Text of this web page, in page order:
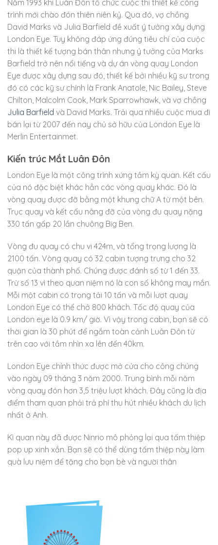
Năm 1993 khi Luân Đôn tổ chức cuộc thi thiết kế công
trình mới chào đón thiên niên kỷ. Qua đó, vợ chồng
David Marks và Julia Barfield đề xuất ý tưởng xây dựng
London Eye. Tuy không đáp ứng đúng tiêu chí của cuộc
thi là thiết kế tượng bán thân nhưng ý tưởng của Marks
Barfield trở nên nổi tiếng và dự án vòng quay London
Eye được xây dựng sau đó, thiết kế bởi nhiều kỹ sư trong
đó có các kỹ sư chính là Frank Anatole, Nic Bailey, Steve
Chilton, Malcolm Cook, Mark Sparrowhawk, và vợ chồng
Julia Barfield và David Marks. Trải qua nhiều cuộc mua đi
bán lại từ 2007 đến nay chủ sở hữu của London Eye là
Merlin Entertainmet.
Kiến trúc Mắt Luân Đôn
London Eye là một công trình xứng tầm kỳ quan. Kết cấu
của nó đặc biệt khác hẳn các vòng quay khác. Đó là
vòng quay được đỡ bằng một khung chữ A từ một bên.
Trục quay và kết cấu nâng đỡ của vòng đu quay nặng
330 tấn gấp 20 lần chuông Big Ben.
Vòng đu quay có chu vi 424m, và tổng trọng lượng là
2100 tấn. Vòng quay có 32 cabin tượng trưng cho 32
quận của thành phố. Chúng được đánh số từ 1 đến 33.
Trừ số 13 vì theo quan niệm nó là con số không may mắn.
Mỗi một cabin có trọng tải 10 tấn và mỗi lượt quay
London Eye có thể chở 800 khách. Tốc độ quay của
London eye là 0.9 km/ giờ. Vì vậy trong cabin, bạn sẽ có
thời gian là 30 phút để ngắm toàn cảnh Luân Đôn từ
trên cao với tầm nhìn xa lên đến 40km.
London Eye chính thức được mở cửa cho công chúng
vào ngày 09 tháng 3 năm 2000. Trung bình mỗi năm
vòng quay đón hơn 3,5 triệu lượt khách. Đây cũng là địa
điểm tham quan phải trả phí thu hút nhiều khách du lịch
nhất ở Anh.
Kì quan này đã được Ninrio mô phỏng lại qua tấm thiệp
pop up xinh xắn. Bạn sẽ có thể dùng tấm thiệp này làm
quà lưu niệm để tặng cho bạn bè và người thân